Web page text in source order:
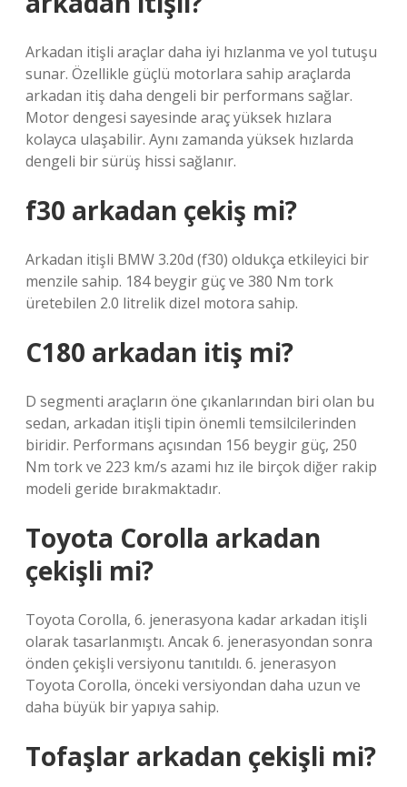
Arkadan itişli araçlar daha iyi hızlanma ve yol tutuşu
sunar. Özellikle güçlü motorlara sahip araçlarda
arkadan itiş daha dengeli bir performans sağlar.
Motor dengesi sayesinde araç yüksek hızlara
kolayca ulaşabilir. Aynı zamanda yüksek hızlarda
dengeli bir sürüş hissi sağlanır.
f30 arkadan çekiş mi?
Arkadan itişli BMW 3.20d (f30) oldukça etkileyici bir
menzile sahip. 184 beygir güç ve 380 Nm tork
üretebilen 2.0 litrelik dizel motora sahip.
C180 arkadan itiş mi?
D segmenti araçların öne çıkanlarından biri olan bu
sedan, arkadan itişli tipin önemli temsilcilerinden
biridir. Performans açısından 156 beygir güç, 250
Nm tork ve 223 km/s azami hız ile birçok diğer rakip
modeli geride bırakmaktadır.
Toyota Corolla arkadan
çekişli mi?
Toyota Corolla, 6. jenerasyona kadar arkadan itişli
olarak tasarlanmıştı. Ancak 6. jenerasyondan sonra
önden çekişli versiyonu tanıtıldı. 6. jenerasyon
Toyota Corolla, önceki versiyondan daha uzun ve
daha büyük bir yapıya sahip.
Tofaşlar arkadan çekişli mi?